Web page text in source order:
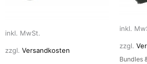
inkl. MwSt.
zzgl. Versandkosten
Optionen
auf
inkl.
zzgl.
Bundles
können
auf